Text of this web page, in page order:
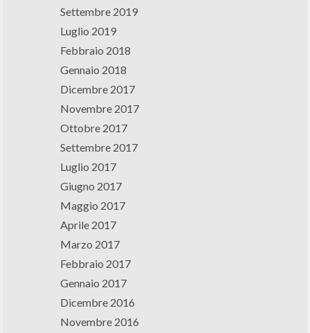
Settembre 2019
Luglio 2019
Febbraio 2018
Gennaio 2018
Dicembre 2017
Novembre 2017
Ottobre 2017
Settembre 2017
Luglio 2017
Giugno 2017
Maggio 2017
Aprile 2017
Marzo 2017
Febbraio 2017
Gennaio 2017
Dicembre 2016
Novembre 2016